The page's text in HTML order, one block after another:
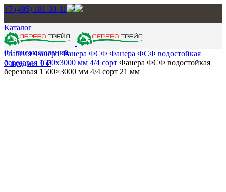
+7 (495) 181-30-11
Каталог
0Список желаний
0предмет 0₽
ГлавнаяФанераФанера ФСФ Фанера ФСФ водостойкая
березовая 1500х3000 мм 4/4 сорт Фанера ФСФ водостойкая
березовая 1500×3000 мм 4/4 сорт 21 мм